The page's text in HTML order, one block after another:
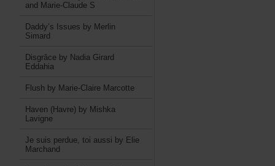
andMarie-ClaudeS
Daddy’sIssuesbyMerlin
Simard
DisgrâcebyNadiaGirard
Eddahia
FlushbyMarie-ClaireMarcotte
Haven(Havre)byMishka
Lavigne
Jesuisperdue,toiaussibyElie
Marchand